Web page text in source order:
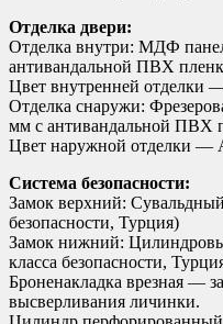
Отделка двери:
Отделка внутри: МДФ
антивандальной ПВХ
Цвет внутренней отделки
Отделка снаружи:
мм с антивандальной ПВХ
Цвет наружной отделки —
Система безопасности:
Замок верхний:
безопасности, Турция)
Замок нижний:
класса безопасности,
Броненакладка врезная —
высверливания личинки.